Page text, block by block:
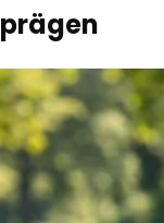
prägen